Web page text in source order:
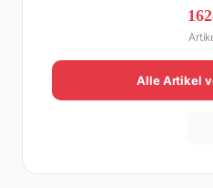
Online zu einer der
Plattformen im
Sein Weg dahin war alles
eine Hälfte seines
Gastronomie – mit allem,
Alle Artikel